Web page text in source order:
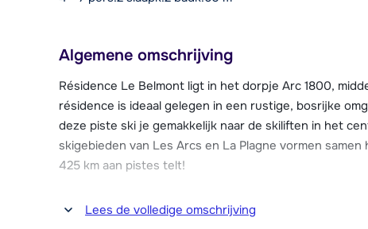
Algemene omschrijving
Résidence Le Belmont ligt in het dorpje Arc 1800,
résidence is ideaal gelegen in een rustige, bosrijke
deze piste ski je gemakkelijk naar de skiliften in het
skigebieden van Les Arcs en La Plagne vormen
425 km aan pistes telt!
In het centrum van het autovrije Arc 1800 bevinden
Lees de volledige omschrijving